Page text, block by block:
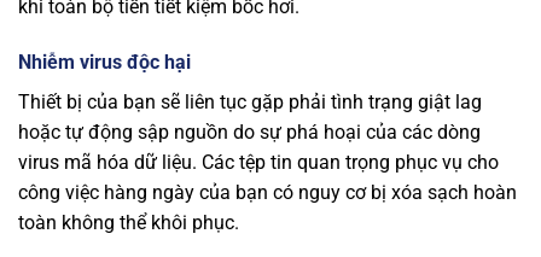
khi toàn bộ tiền tiết kiệm bốc hơi.
Nhiễm virus độc hại
Thiết bị của bạn sẽ liên tục gặp phải tình trạng giật lag
hoặc tự động sập nguồn do sự phá hoại của các dòng
virus mã hóa dữ liệu. Các tệp tin quan trọng phục vụ cho
công việc hàng ngày của bạn có nguy cơ bị xóa sạch hoàn
toàn không thể khôi phục.